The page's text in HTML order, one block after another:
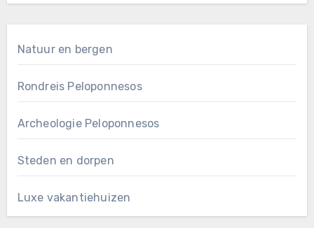
Natuur en bergen
Rondreis Peloponnesos
Archeologie Peloponnesos
Steden en dorpen
Luxe vakantiehuizen